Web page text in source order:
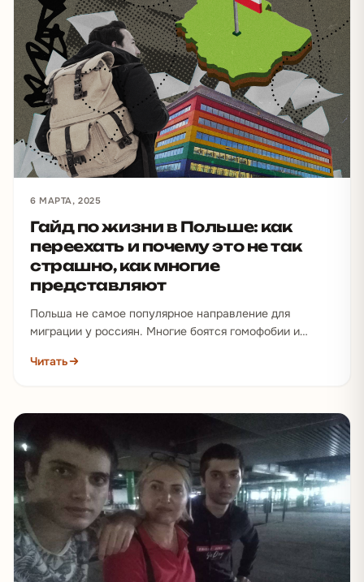
6 МАРТА, 2025
Гайд по жизни в Польше: как
переехать и почему это не так
страшно, как многие
представляют
Польша не самое популярное направление для
миграции у россиян. Многие боятся гомофобии и
Читать